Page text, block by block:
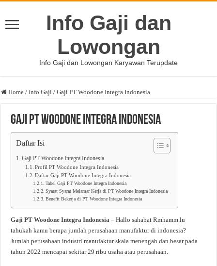
Info Gaji dan
Lowongan
Info Gaji dan Lowongan Karyawan Terupdate
Home / Info Gaji / Gaji PT Woodone Integra Indonesia
Gaji PT Woodone Integra Indonesia
Daftar Isi
Gaji PT Woodone Integra Indonesia
Profil PT Woodone Integra Indonesia
Daftar Gaji PT Woodone Integra Indonesia
Tabel Gaji PT Woodone Integra Indonesia
Syarat Syarat Melamar Kerja di PT Woodone Integra Indonesia
Benefit Bekerja di PT Woodone Integra Indonesia
Gaji PT Woodone Integra Indonesia – Hallo sahabat Rmhamm.lu
tahukah kamu berapa jumlah perusahaan manufaktur di indonesia?
Jumlah perusahaan industri manufaktur skala menengah dan besar pada
tahun 2022 mencapai sekitar 29 ribu usaha atau perusahaan.